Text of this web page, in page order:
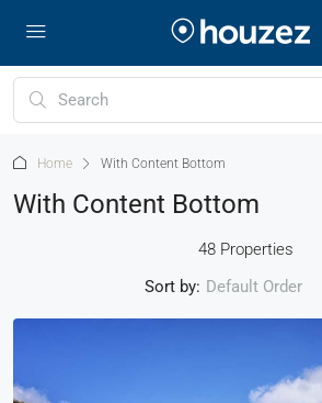
Home With Content Bottom
With Content Bottom
48 Properties
Sort by: Default Order